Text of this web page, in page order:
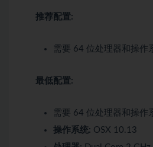
推荐配置:
需要 64 位处理器和操作
最低配置:
需要 64 位处理器和操作
操作系统: OSX 10.13